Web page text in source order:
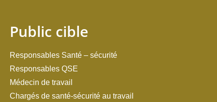
Public cible
Responsables Santé – sécurité
Responsables QSE
Médecin de travail
Chargés de santé-sécurité au travail